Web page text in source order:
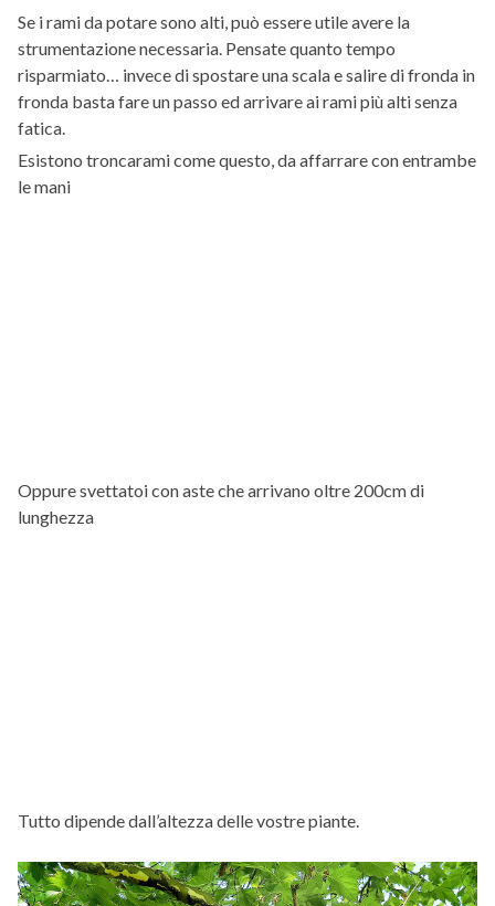
Se i rami da potare sono alti, può essere utile avere la
strumentazione necessaria. Pensate quanto tempo
risparmiato… invece di spostare una scala e salire di fronda in
fronda basta fare un passo ed arrivare ai rami più alti senza
fatica.
Esistono troncarami come questo, da affarrare con entrambe
le mani
Oppure svettatoi con aste che arrivano oltre 200cm di
lunghezza
Tutto dipende dall’altezza delle vostre piante.